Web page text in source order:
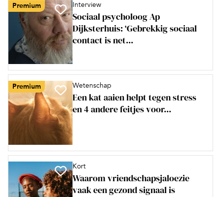
Premium Interview
Sociaal psycholoog Ap
Dijksterhuis: ‘Gebrekkig sociaal
contact is net...
Premium Wetenschap
Een kat aaien helpt tegen stress
en 4 andere feitjes voor...
Kort
Waarom vriendschapsjaloezie
vaak een gezond signaal is